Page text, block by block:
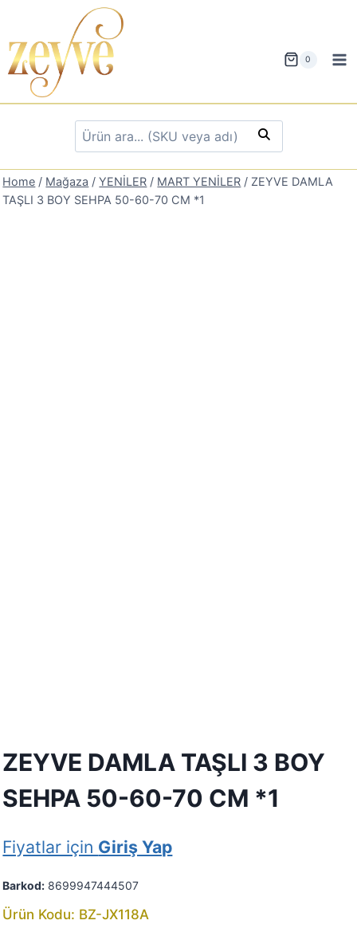
content
0
Home / Mağaza / YENİLER / MART YENİLER / ZEYVE DAMLA
TAŞLI 3 BOY SEHPA 50-60-70 CM *1
ZEYVE DAMLA TAŞLI 3 BOY
SEHPA 50-60-70 CM *1
Fiyatlar için Giriş Yap
Barkod: 8699947444507
Ürün Kodu: BZ-JX118A